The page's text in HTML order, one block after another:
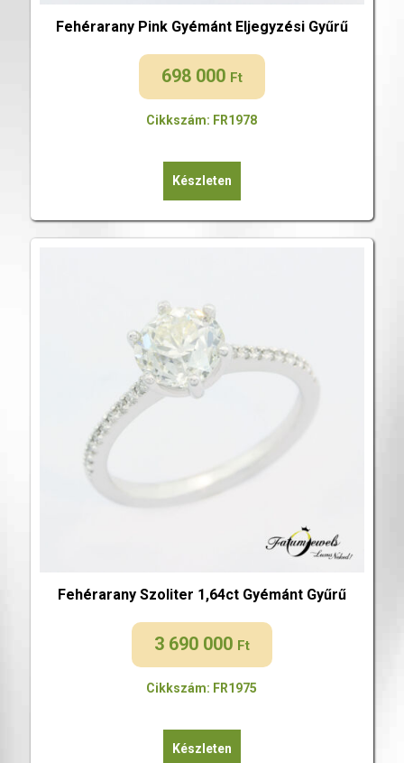
Fehérarany Pink Gyémánt Eljegyzési Gyűrű
698 000 Ft
Cikkszám: FR1978
Készleten
Fehérarany Szoliter 1,64ct Gyémánt Gyűrű
3 690 000 Ft
Cikkszám: FR1975
Készleten